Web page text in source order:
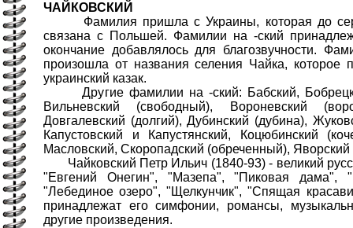
ЧАЙКОВСКИЙ
Фамилия пришла с Украины, которая до
связана с Польшей. Фамилии на -ский
окончание добавлялось для благозвучности.
произошла от названия селения Чайка, которое
украинский казак.
Другие фамилии на -ский: Бабский,
Вильневский (свободный), Вороневский
Довгалевский (долгий), Дубинский (дубина),
Капустовский и Капустянский, Коцюбинский
Масловский, Скоропадский (обреченный), Яворский
Чайковский Петр Ильич (1840-93) - великий
"Евгений Онегин", "Мазепа", "Пиковая дама",
"Лебединое озеро", "Щелкунчик", "Спящая
принадлежат его симфонии, романсы,
другие произведения.